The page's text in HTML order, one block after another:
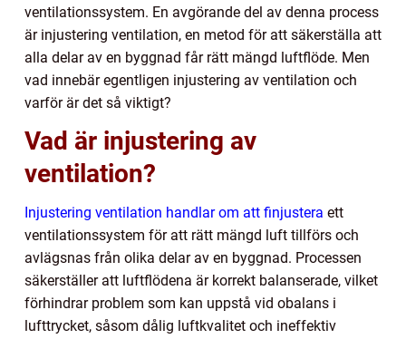
ventilationssystem. En avgörande del av denna process
är injustering ventilation, en metod för att säkerställa att
alla delar av en byggnad får rätt mängd luftflöde. Men
vad innebär egentligen injustering av ventilation och
varför är det så viktigt?
Vad är injustering av
ventilation?
Injustering ventilation handlar om att finjustera ett
ventilationssystem för att rätt mängd luft tillförs och
avlägsnas från olika delar av en byggnad. Processen
säkerställer att luftflödena är korrekt balanserade, vilket
förhindrar problem som kan uppstå vid obalans i
lufttrycket, såsom dålig luftkvalitet och ineffektiv